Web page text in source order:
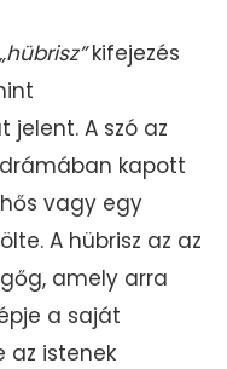
„hübrisz”kifejezés
A szó az
kapott
vagy egy
A hübrisz az az
amely arra
a saját
az istenek